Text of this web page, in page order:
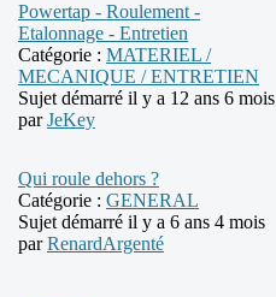
Powertap - Roulement -
Etalonnage - Entretien
Catégorie : MATERIEL /
MECANIQUE / ENTRETIEN
Sujet démarré il y a 12 ans 6 mois
parJeKey
Qui roule dehors ?
Catégorie : GENERAL
Sujet démarré il y a 6 ans 4 mois
parRenardArgenté